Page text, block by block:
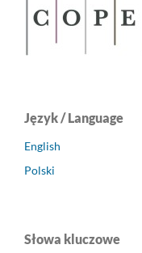
Język / Language
English
Polski
Słowa kluczowe